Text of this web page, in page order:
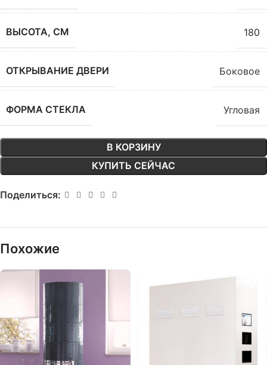
ВЫСОТА, СМ 180
ОТКРЫВАНИЕ ДВЕРИ Боковое
ФОРМА СТЕКЛА Угловая
В КОРЗИНУ
КУПИТЬ СЕЙЧАС
Поделиться:
Похожие